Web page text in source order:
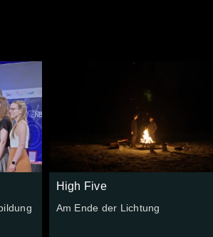
High Five
Am Ende der Lichtung